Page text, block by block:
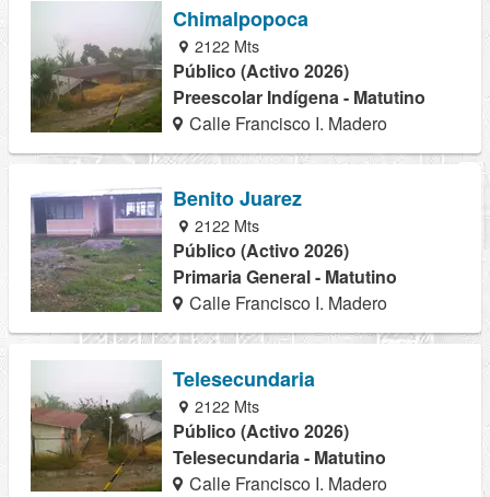
Chimalpopoca
2122 Mts
Público (Activo 2026)
Preescolar Indígena - Matutino
Calle Francisco I. Madero
Benito Juarez
2122 Mts
Público (Activo 2026)
Primaria General - Matutino
Calle Francisco I. Madero
Telesecundaria
2122 Mts
Público (Activo 2026)
Telesecundaria - Matutino
Calle Francisco I. Madero